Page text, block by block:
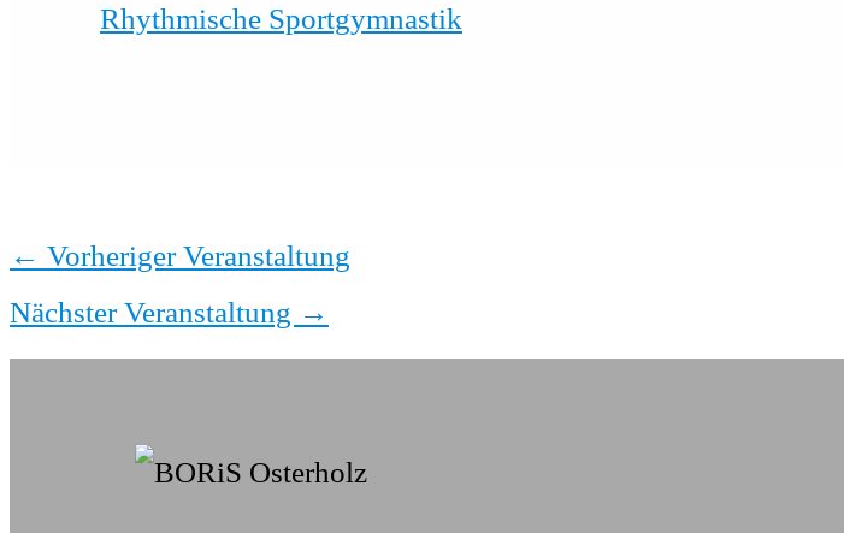
Rhythmische Sportgymnastik
← Vorheriger Veranstaltung
Nächster Veranstaltung →